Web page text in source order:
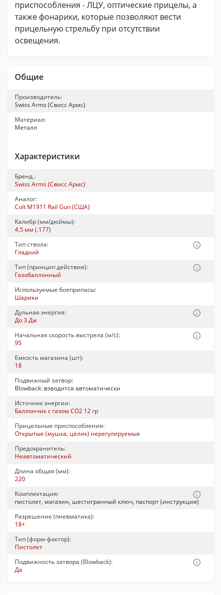
приспособления - ЛЦУ, оптические прицелы, а
также фонарики, которые позволяют вести
прицельную стрельбу при отсутствии
освещения.
Общие
Производитель:
Swiss Arms (Свисс Армс)
Материал:
Металл
Характеристики
Бренд.:
Swiss Arms (Свисс Армс)
Аналог:
Colt M1911 Rail Gun (США)
Калибр (мм/дюймы):
4,5 мм (.177)
Тип ствола:
Гладкий
Тип (принцип действия):
Газобаллонный
Используемые боеприпасы:
Шарики
Дульная энергия:
До 3 Дж
Начальная скорость выстрела (м/с):
95
Емкость магазина (шт):
18
Подвижный затвор:
Blowback: взводится автоматически
Источник энергии:
Баллончик с газом CO2 12 гр
Прицельные приспособления:
Открытые (мушка, целик) нерегулируемые
Предохранитель:
Неавтоматический
Длина общая (мм):
220
Комплектация:
пистолет, магазин, шестигранный ключ, паспорт (инструкция)
Разрешение (пневматика):
18+
Тип (форм-фактор):
Пистолет
Подвижность затвора (Blowback):
Да